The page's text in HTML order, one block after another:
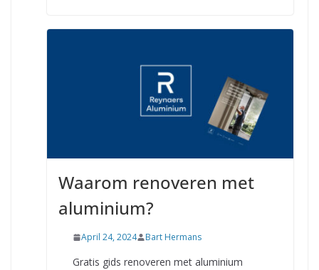
Waarom renoveren met
aluminium?
April 24, 2024 Bart Hermans
Gratis gids renoveren met aluminium